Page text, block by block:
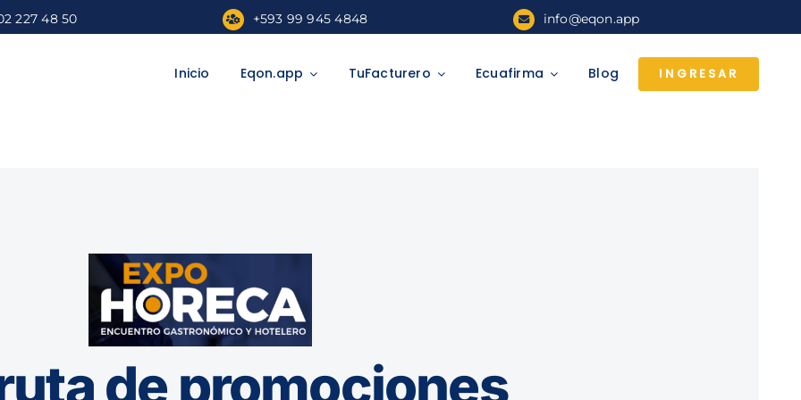
227 48 50 +593 99 945 4848 info@eqon.app
Inicio Eqon.app TuFacturero Ecuafirma Blog INGRESAR
de promociones